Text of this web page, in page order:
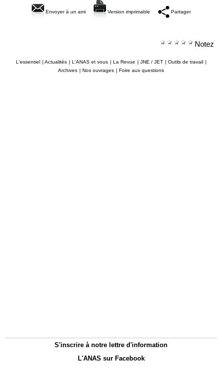
Envoyer à un ami Version imprimable Partager
Notez
L'essentiel | Actualités | L'ANAS et vous | La Revue | JNE / JET | Outils de travail |
Archives | Nos ouvrages | Foire aux questions
S'inscrire à notre lettre d'information
L'ANAS sur Facebook